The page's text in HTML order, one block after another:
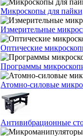
Микроскопы для
Измерительные
Оптические
Программы
Атомно-силовые
Антивибрационные